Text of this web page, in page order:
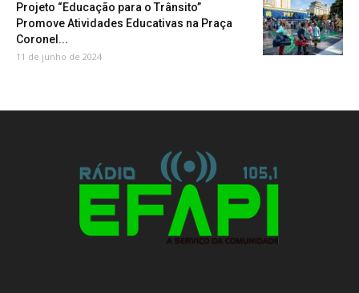
Projeto “Educação para o Trânsito”
Promove Atividades Educativas na Praça
Coronel...
11 de junho de 2024